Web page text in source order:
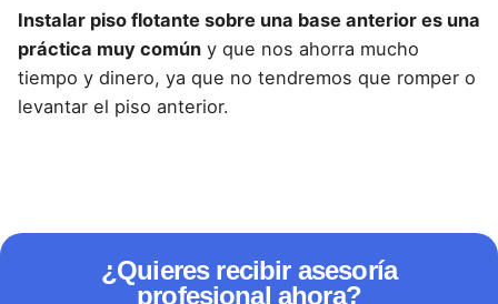
Instalar piso flotante sobre una base anterior es una
práctica muy común y que nos ahorra mucho
tiempo y dinero, ya que no tendremos que romper o
levantar el piso anterior.
¿Quieres recibir asesoría
profesional ahora?